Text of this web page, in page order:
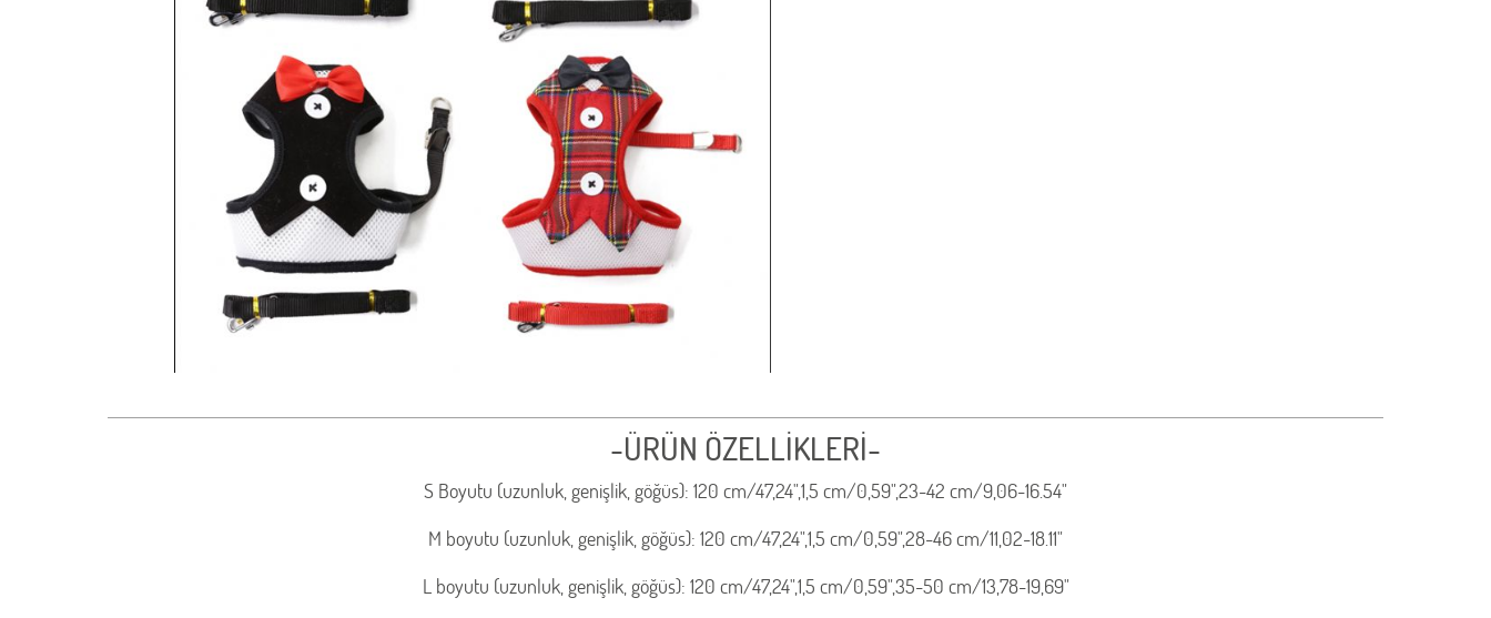
-ÜRÜN ÖZELLİKLERİ-
S Boyutu (uzunluk, genişlik, göğüs): 120 cm/47,24",1,5 cm/0,59",23-42 cm/9,06-16.54"
M boyutu (uzunluk, genişlik, göğüs): 120 cm/47,24",1,5 cm/0,59",28-46 cm/11,02-18.11"
L boyutu (uzunluk, genişlik, göğüs): 120 cm/47,24",1,5 cm/0,59",35-50 cm/13,78-19,69"